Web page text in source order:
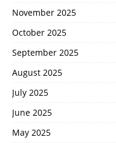
November 2025
October 2025
September 2025
August 2025
July 2025
June 2025
May 2025